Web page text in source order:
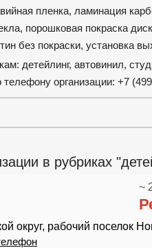
пленка, ламинация
порошковая покраска
без покраски, установка
детейлинг, автовинил,
организации: +7
в рубриках
~
округ, рабочий поселок